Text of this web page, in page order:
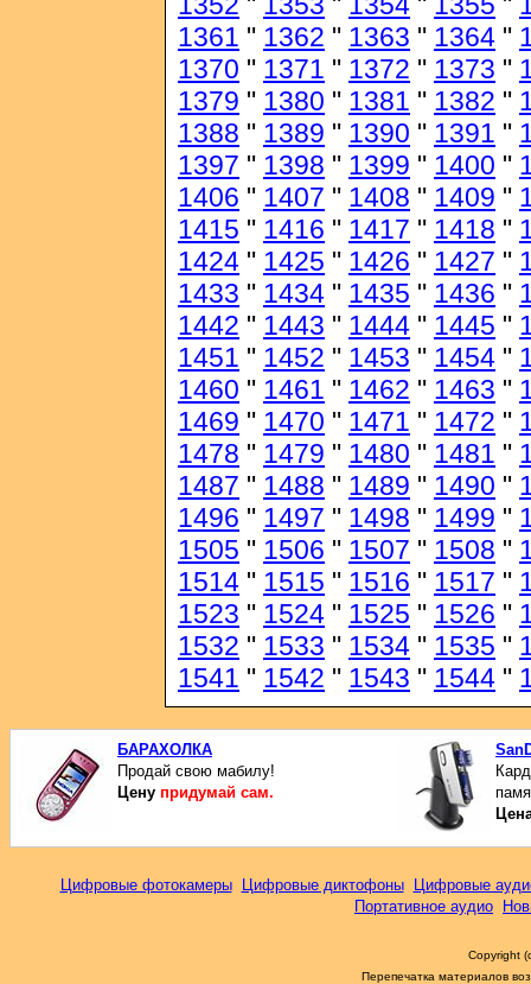
1361 " 1362 " 1363 " 1364 "
1370 " 1371 " 1372 " 1373 "
1379 " 1380 " 1381 " 1382 "
1388 " 1389 " 1390 " 1391 "
1397 " 1398 " 1399 " 1400 "
1406 " 1407 " 1408 " 1409 "
1415 " 1416 " 1417 " 1418 "
1424 " 1425 " 1426 " 1427 "
1433 " 1434 " 1435 " 1436 "
1442 " 1443 " 1444 " 1445 "
1451 " 1452 " 1453 " 1454 "
1460 " 1461 " 1462 " 1463 "
1469 " 1470 " 1471 " 1472 "
1478 " 1479 " 1480 " 1481 "
1487 " 1488 " 1489 " 1490 "
1496 " 1497 " 1498 " 1499 "
1505 " 1506 " 1507 " 1508 "
1514 " 1515 " 1516 " 1517 "
1523 " 1524 " 1525 " 1526 "
1532 " 1533 " 1534 " 1535 "
1541 " 1542 " 1543 " 1544 "
БАРАХОЛКА
Продай свою мабилу!
Цену придумай сам.
Цифровые фотокамеры Цифровые диктофоны
Цифровые
Портативное аудио
Copyright
Перепечатка материалов